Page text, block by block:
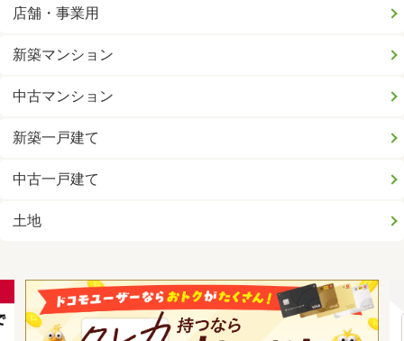
店舗・事業用
新築マンション
中古マンション
新築一戸建て
中古一戸建て
土地